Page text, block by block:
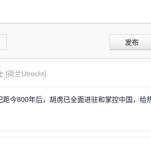
发布
[荷兰Utrecht]
距今800年后，胡虏已全面进驻和掌控中国，给